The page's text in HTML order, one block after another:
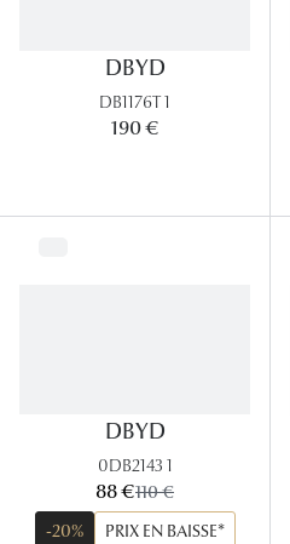
DBYD
DB1176T 1
190 €
DBYD
0DB2143 1
maintenant:
88 €ancien prix:
110 €
-20%
PRIX EN BAISSE*